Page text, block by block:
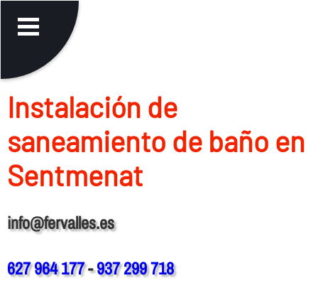
Instalación de
saneamiento de baño en
Sentmenat
info@fervalles.es
627 964 177-937 299 718